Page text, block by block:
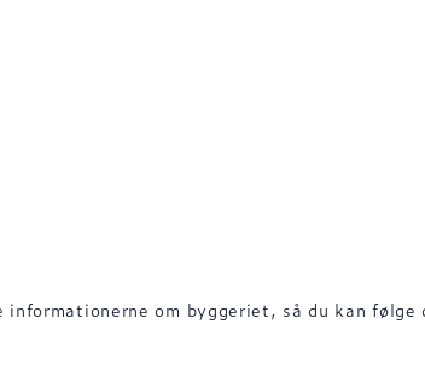
om byggeriet, så du kan følge